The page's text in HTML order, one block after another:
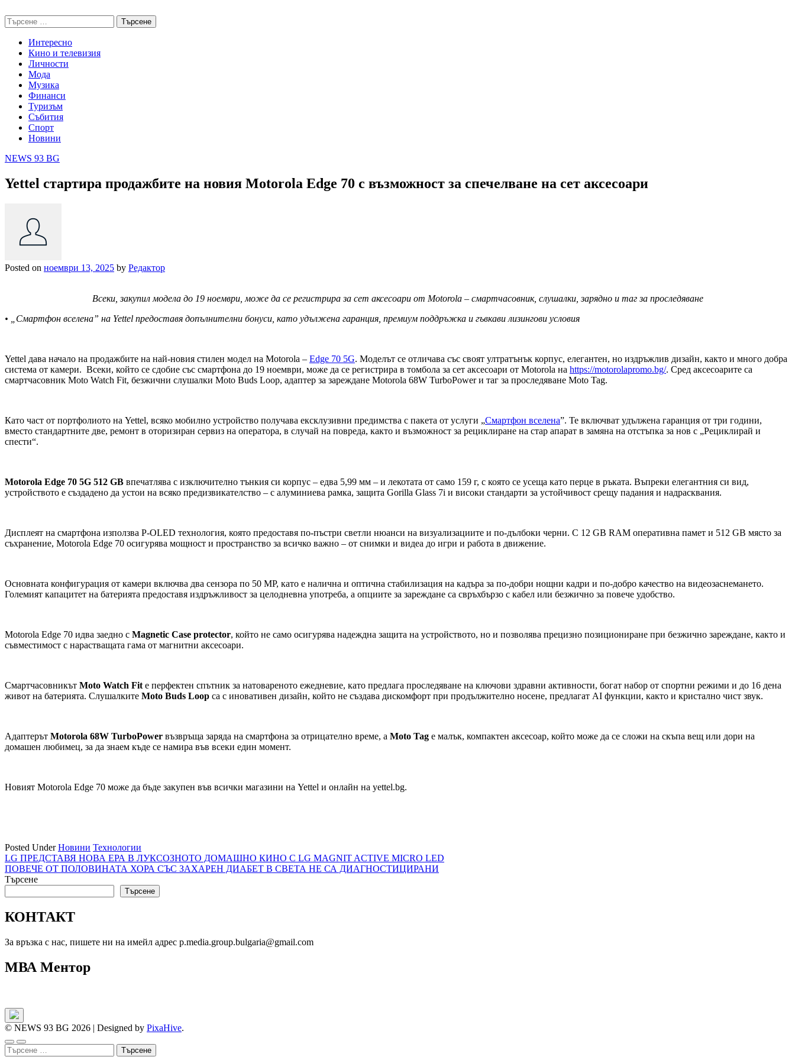
to
content
Търсене
за:
Интересно
Кино и телевизия
Личности
Мода
Музика
Финанси
Туризъм
Събития
Спорт
Новини
NEWS 93 BG
Yettel стартира продажбите на новия Motorola Edge 70 с възможност за спечелване на сет аксесоари
Posted on ноември 13, 2025 by Редактор
Всеки, закупил модела до 19 ноември, може да се регистрира за сет аксесоари от Motorola – смартчасовник, слушалки, зарядно и таг за проследяване
• „Смартфон вселена” на Yettel предоставя допълнителни бонуси, като удължена гаранция, премиум поддръжка и гъвкави лизингови условия
Yettel дава начало на продажбите на най-новия стилен модел на Motorola – Edge 70 5G. Моделът се отличава със своят ултратънък корпус, елегантен, но издръжлив дизайн, както и много добра
система от камери. Всеки, който се сдобие със смартфона до 19 ноември, може да се регистрира в томбола за сет аксесоари от Motorola на https://motorolapromo.bg/. Сред аксесоарите са
смартчасовник Moto Watch Fit, безжични слушалки Moto Buds Loop, адаптер за зареждане Motorola 68W TurboPower и таг за проследяване Moto Tag.
Като част от портфолиото на Yettel, всяко мобилно устройство получава ексклузивни предимства с пакета от услуги „Смартфон вселена”. Те включват удължена гаранция от три години,
вместо стандартните две, ремонт в оторизиран сервиз на оператора, в случай на повреда, както и възможност за рециклиране на стар апарат в замяна на отстъпка за нов с „Рециклирай и
спести“.
Motorola Edge 70 5G 512 GB впечатлява с изключително тънкия си корпус – едва 5,99 мм – и лекотата от само 159 г, с която се усеща като перце в ръката. Въпреки елегантния си вид,
устройството е създадено да устои на всяко предизвикателство – с алуминиева рамка, защита Gorilla Glass 7i и високи стандарти за устойчивост срещу падания и надрасквания.
Дисплеят на смартфона използва P-OLED технология, която предоставя по-пъстри светли нюанси на визуализациите и по-дълбоки черни. С 12 GB RAM оперативна памет и 512 GB място за
съхранение, Motorola Edge 70 осигурява мощност и пространство за всичко важно – от снимки и видеа до игри и работа в движение.
Основната конфигурация от камери включва два сензора по 50 MP, като е налична и оптична стабилизация на кадъра за по-добри нощни кадри и по-добро качество на видеозаснемането.
Големият капацитет на батерията предоставя издръжливост за целодневна употреба, а опциите за зареждане са свръхбързо с кабел или безжично за повече удобство.
Motorola Edge 70 идва заедно с Magnetic Case protector, който не само осигурява надеждна защита на устройството, но и позволява прецизно позициониране при безжично зареждане, както и
съвместимост с нарастващата гама от магнитни аксесоари.
Смартчасовникът Moto Watch Fit е перфектен спътник за натовареното ежедневие, като предлага проследяване на ключови здравни активности, богат набор от спортни режими и до 16 дена
живот на батерията. Слушалките Moto Buds Loop са с иновативен дизайн, който не създава дискомфорт при продължително носене, предлагат AI функции, както и кристално чист звук.
Адаптерът Motorola 68W TurboPower възвръща заряда на смартфона за отрицателно време, а Moto Tag е малък, компактен аксесоар, който може да се сложи на скъпа вещ или дори на
домашен любимец, за да знаем къде се намира във всеки един момент.
Новият Motorola Edge 70 може да бъде закупен във всички магазини на Yettel и онлайн на yettel.bg.
Posted UnderНовини Технологии
Навигация
LG ПРЕДСТАВЯ НОВА ЕРА В ЛУКСОЗНОТО ДОМАШНО КИНО С LG MAGNIT ACTIVE MICRO LED
ПОВЕЧЕ ОТ ПОЛОВИНАТА ХОРА СЪС ЗАХАРЕН ДИАБЕТ В СВЕТА НЕ СА ДИАГНОСТИЦИРАНИ
Търсене
Търсене
КОНТАКТ
За връзка с нас, пишете ни на имейл адрес p.media.group.bulgaria@gmail.com
МВА Ментор
© NEWS 93 BG 2026 | Designed by PixaHive.
Търсене